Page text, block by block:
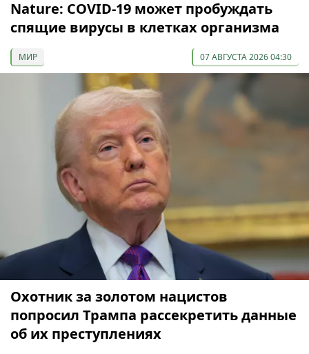
Nature: COVID-19 может пробуждать
спящие вирусы в клетках организма
МИР 07 АВГУСТА 2026 04:30
Охотник за золотом нацистов
попросил Трампа рассекретить данные
об их преступлениях